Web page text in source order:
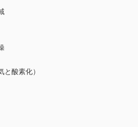
酸素化）